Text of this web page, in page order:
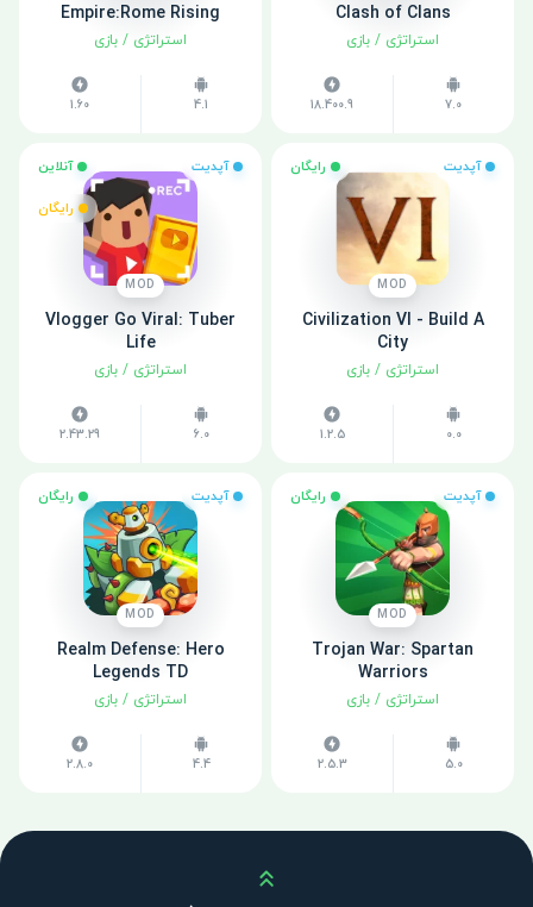
Clash of Clans
استراتژی / بازی
7.0
18.400.9
Empire:Rome Rising
استراتژی / بازی
4.1
1.60
آپدیت رایگان
MOD
Civilization VI - Build A
City
استراتژی / بازی
0.0
1.2.5
آپدیت آنلاین
رایگان
MOD
Vlogger Go Viral: Tuber
Life
استراتژی / بازی
6.0
2.43.29
آپدیت رایگان
MOD
Trojan War: Spartan
Warriors
استراتژی / بازی
5.0
2.5.3
آپدیت رایگان
MOD
Realm Defense: Hero
Legends TD
استراتژی / بازی
4.4
2.8.0
بالا